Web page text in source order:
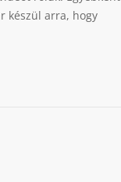
készül arra, hogy